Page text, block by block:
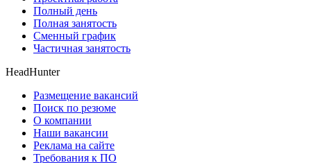
Полный день
Полная занятость
Сменный график
Частичная занятость
HeadHunter
Размещение вакансий
Поиск по резюме
О компании
Наши вакансии
Реклама на сайте
Требования к ПО